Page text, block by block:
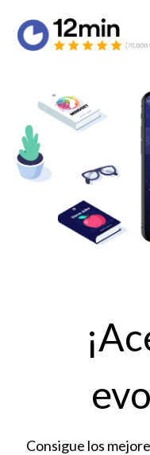
Consigue los